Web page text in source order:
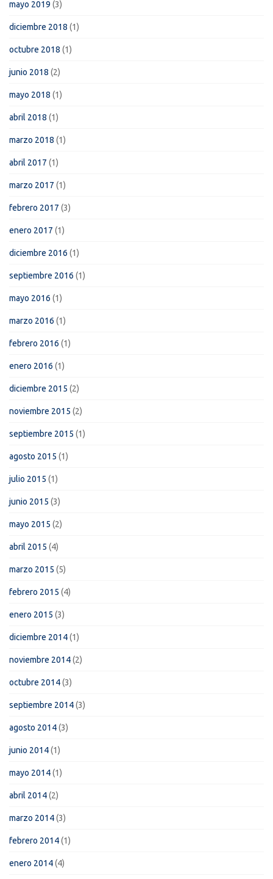
mayo 2019 (3)
diciembre 2018 (1)
octubre 2018 (1)
junio 2018 (2)
mayo 2018 (1)
abril 2018 (1)
marzo 2018 (1)
abril 2017 (1)
marzo 2017 (1)
febrero 2017 (3)
enero 2017 (1)
diciembre 2016 (1)
septiembre 2016 (1)
mayo 2016 (1)
marzo 2016 (1)
febrero 2016 (1)
enero 2016 (1)
diciembre 2015 (2)
noviembre 2015 (2)
septiembre 2015 (1)
agosto 2015 (1)
julio 2015 (1)
junio 2015 (3)
mayo 2015 (2)
abril 2015 (4)
marzo 2015 (5)
febrero 2015 (4)
enero 2015 (3)
diciembre 2014(1)
noviembre 2014(2)
octubre 2014(3)
septiembre 2014(3)
agosto 2014(3)
junio 2014(1)
mayo 2014(1)
abril 2014(2)
marzo 2014(3)
febrero 2014(1)
enero 2014(4)